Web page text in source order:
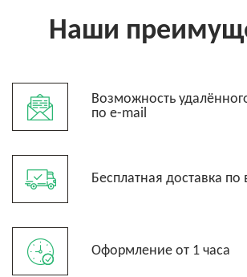
Наши
Возможность
по e-mail
Бесплатная доставка
Оформление от 1 часа